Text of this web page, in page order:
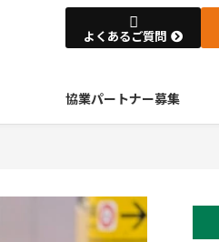
よくあるご質問
協業パートナー募集